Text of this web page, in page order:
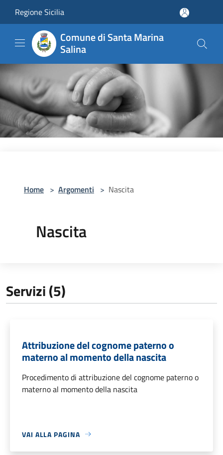
Regione Sicilia
Comune di Santa Marina
Salina
Home > Argomenti > Nascita
Nascita
Servizi (5)
Attribuzione del cognome paterno o
materno al momento della nascita
Procedimento di attribuzione del cognome paterno o
materno al momento della nascita
VAI ALLA PAGINA